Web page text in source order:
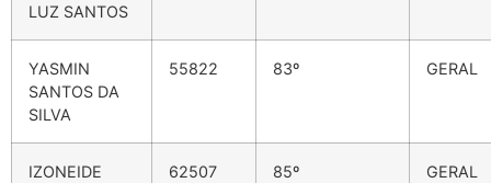
LUZ SANTOS
YASMIN
SANTOS DA
SILVA
55822 83º GERAL
IZONEIDE
62507 85º GERAL